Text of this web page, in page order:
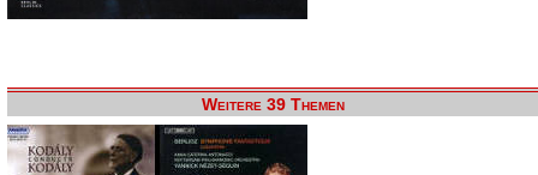
Weitere 39 Themen